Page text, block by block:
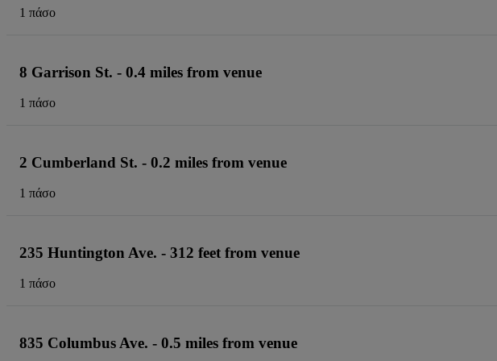
1 πάσο
8 Garrison St. - 0.4 miles from venue
1 πάσο
2 Cumberland St. - 0.2 miles from venue
1 πάσο
235 Huntington Ave. - 312 feet from venue
1 πάσο
835 Columbus Ave. - 0.5 miles from venue